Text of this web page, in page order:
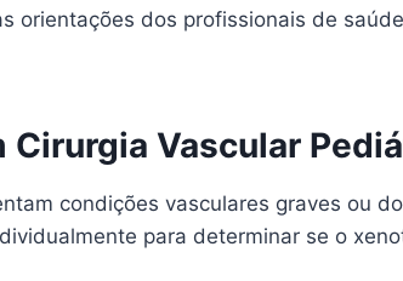
orientações dos profissionais de
Vascular
condições vasculares graves ou
para determinar se o